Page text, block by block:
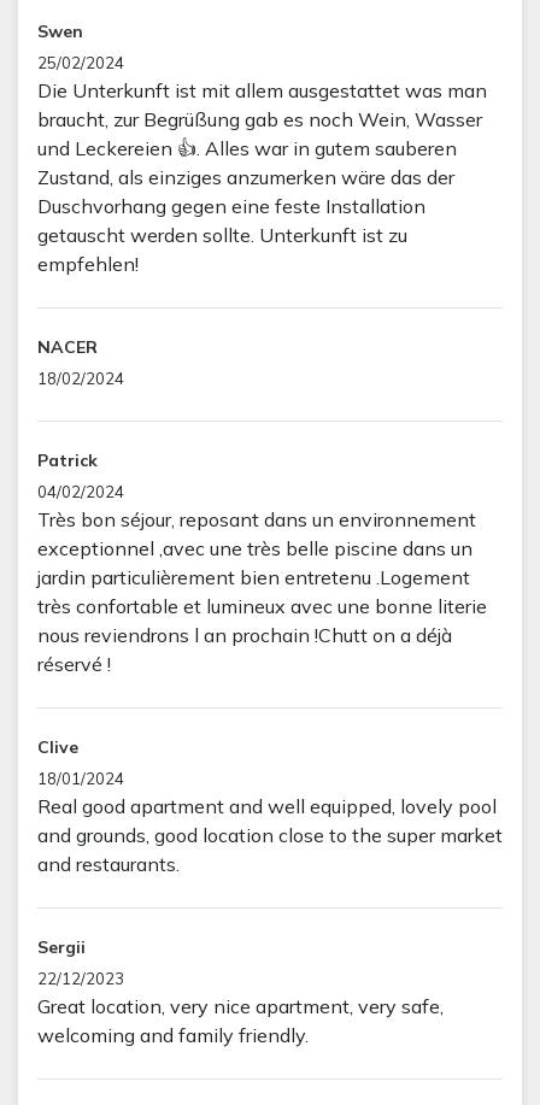
Swen
25/02/2024
Die Unterkunft ist mit allem ausgestattet was man
braucht, zur Begrüßung gab es noch Wein, Wasser
und Leckereien 👍. Alles war in gutem sauberen
Zustand, als einziges anzumerken wäre das der
Duschvorhang gegen eine feste Installation
getauscht werden sollte. Unterkunft ist zu
empfehlen!
NACER
18/02/2024
Patrick
04/02/2024
Très bon séjour, reposant dans un environnement
exceptionnel ,avec une très belle piscine dans un
jardin particulièrement bien entretenu .Logement
très confortable et lumineux avec une bonne literie
nous reviendrons l an prochain !Chutt on a déjà
réservé !
Clive
18/01/2024
Real good apartment and well equipped, lovely pool
and grounds, good location close to the super market
and restaurants.
Sergii
22/12/2023
Great location, very nice apartment, very safe,
welcoming and family friendly.